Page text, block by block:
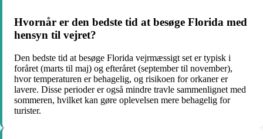
Hvornår er den bedste tid at besøge Florida med
hensyn til vejret?
Den bedste tid at besøge Florida vejrmæssigt set er typisk i
foråret (marts til maj) og efteråret (september til november),
hvor temperaturen er behagelig, og risikoen for orkaner er
lavere. Disse perioder er også mindre travle sammenlignet med
sommeren, hvilket kan gøre oplevelsen mere behagelig for
turister.